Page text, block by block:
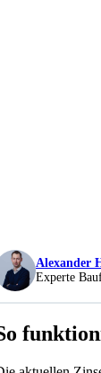
Alexander
Experte